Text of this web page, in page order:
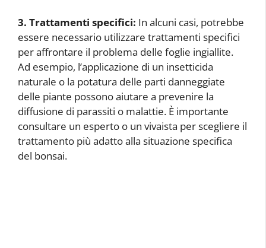
3. Trattamenti specifici: In alcuni casi, potrebbe
essere necessario utilizzare trattamenti specifici
per affrontare il problema delle foglie ingiallite.
Ad esempio, l’applicazione di un insetticida
naturale o la potatura delle parti danneggiate
delle piante possono aiutare a prevenire la
diffusione di parassiti o malattie. È importante
consultare un esperto o un vivaista per scegliere il
trattamento più adatto alla situazione specifica
del bonsai.